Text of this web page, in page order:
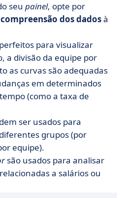
seu painel, opte por
dos dadosà
para visualizar
a divisão da equipe por
as curvas são adequadas
em determinados
(como a taxa de
ser usados para
grupos (por
equipe).
são usados para analisar
a salários ou